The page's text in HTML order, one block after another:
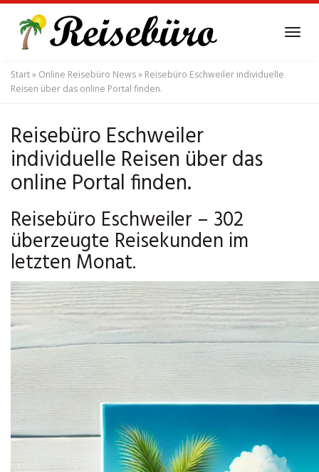
main
content
Start» Online Reisebüro News» Reisebüro Eschweiler individuelle
Reisen über das online Portal finden.
Reisebüro Eschweiler
individuelle Reisen über das
online Portal finden.
Reisebüro Eschweiler – 302
überzeugte Reisekunden im
letzten Monat.